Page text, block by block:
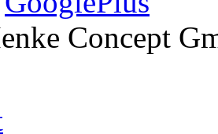
Concept